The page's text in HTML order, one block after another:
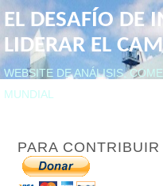
EL DESAFÍO DE
LIDERAR EL
WEBSITE DE ANÁLISIS,
MUNDIAL
PARA